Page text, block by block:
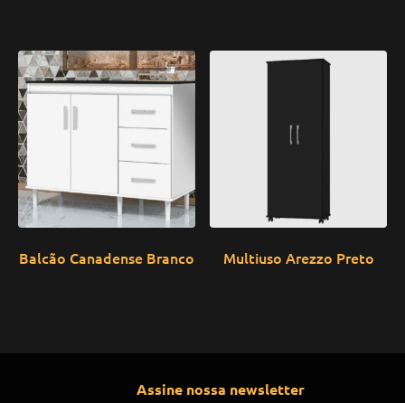
Balcão Canadense Branco Multiuso Arezzo Preto
Assine nossa newsletter